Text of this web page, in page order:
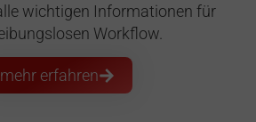
wichtigen Informationen für
Workflow.
mehr erfahren